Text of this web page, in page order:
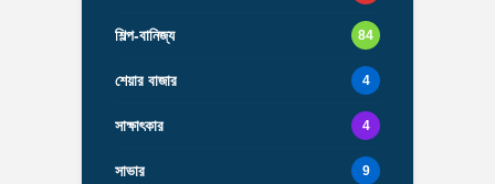
শিল্প-বানিজ্য 84
শেয়ার বাজার 4
সাক্ষাৎকার 4
সাভার 9